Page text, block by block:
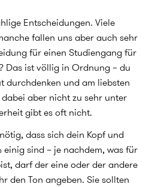
Entscheidungen. Viele
fallen uns aber auch sehr
für einen Studiengang für
Das ist völlig in Ordnung – du
durchdenken und am liebsten
aber nicht zu sehr unter
gibt es oft nicht.
dass sich dein Kopf und
einig sind – je nachdem, was für
darf der eine oder der andere
den Ton angeben. Sie sollten